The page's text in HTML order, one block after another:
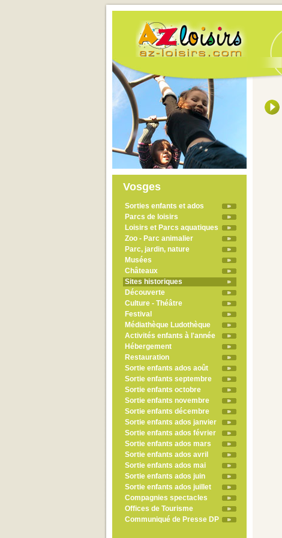
Vosges
Sorties enfants et ados
Parcs de loisirs
Loisirs et Parcs aquatiques
Zoo - Parc animalier
Parc, jardin, nature
Musées
Châteaux
Sites historiques
Découverte
Culture - Théâtre
Festival
Médiathèque Ludothèque
Activités enfants à l'année
Hébergement
Restauration
Sortie enfants ados août
Sortie enfants septembre
Sortie enfants octobre
Sortie enfants novembre
Sortie enfants décembre
Sortie enfants ados janvier
Sortie enfants ados février
Sortie enfants ados mars
Sortie enfants ados avril
Sortie enfants ados mai
Sortie enfants ados juin
Sortie enfants ados juillet
Compagnies spectacles
Offices de Tourisme
Communiqué de Presse DP